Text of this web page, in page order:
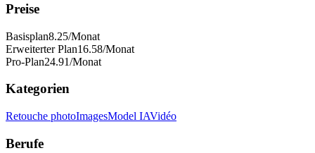
Preise
Basisplan8.25/Monat
Erweiterter Plan16.58/Monat
Pro-Plan24.91/Monat
Kategorien
Retouche photoImagesModel IAVidéo
Berufe